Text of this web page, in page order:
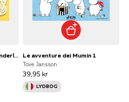
Luca, mormor og den forunderlige påskehare Le avventure dei Mumin 1
Tove Jansson
39,95 kr
LYDBOG